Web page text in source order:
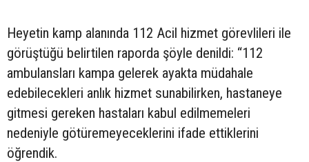
Heyetin kamp alanında 112 Acil hizmet görevlileri ile
görüştüğü belirtilen raporda şöyle denildi: “112
ambulansları kampa gelerek ayakta müdahale
edebilecekleri anlık hizmet sunabilirken, hastaneye
gitmesi gereken hastaları kabul edilmemeleri
nedeniyle götüremeyeceklerini ifade ettiklerini
öğrendik.